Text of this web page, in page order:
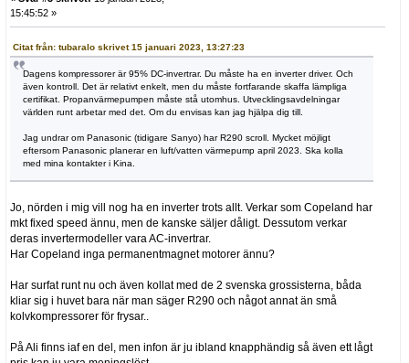
15:45:52 »
Citat från: tubaralo skrivet 15 januari 2023, 13:27:23
Dagens kompressorer är 95% DC-invertrar. Du måste ha en inverter driver. Och
även kontroll. Det är relativt enkelt, men du måste fortfarande skaffa lämpliga
certifikat. Propanvärmepumpen måste stå utomhus. Utvecklingsavdelningar
världen runt arbetar med det. Om du envisas kan jag hjälpa dig till.
Jag undrar om Panasonic (tidigare Sanyo) har R290 scroll. Mycket möjligt
eftersom Panasonic planerar en luft/vatten värmepump april 2023. Ska kolla
med mina kontakter i Kina.
Jo, nörden i mig vill nog ha en inverter trots allt. Verkar som Copeland har
mkt fixed speed ännu, men de kanske säljer dåligt. Dessutom verkar
deras invertermodeller vara AC-invertrar.
Har Copeland inga permanentmagnet motorer ännu?
Har surfat runt nu och även kollat med de 2 svenska grossisterna, båda
kliar sig i huvet bara när man säger R290 och något annat än små
kolvkompressorer för frysar..
På Ali finns iaf en del, men infon är ju ibland knapphändig så även ett lågt